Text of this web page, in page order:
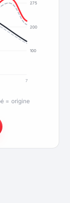
100
200
275
7
= origine